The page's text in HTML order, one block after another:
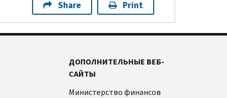
Share Print
ДОПОЛНИТЕЛЬНЫЕ ВЕБ-
САЙТЫ
Министерство финансов